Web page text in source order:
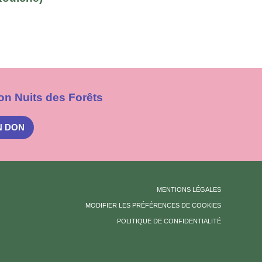
Nuits des Forêts
DON
MENTIONS LÉGALES
MODIFIER LES PRÉFÉRENCES DE COOKIES
POLITIQUE DE CONFIDENTIALITÉ